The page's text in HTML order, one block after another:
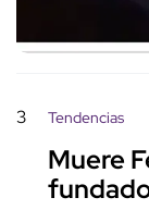
3 Tendencias
Muere